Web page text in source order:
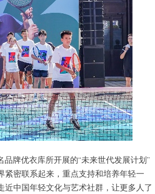
牌优衣库所开展的“未来世代发展计划”
紧密联系起来，重点支持和培养年轻一
中国年轻文化与艺术社群，让更多人了